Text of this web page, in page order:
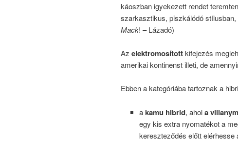
káoszban igyekezett rendet
szarkasztikus, piszkálódó
Mack! – Lázadó)
Az elektromosítottkifejezés
amerikai kontinenst illeti, de
Ebben a kategóriába tartoznak a
akamu hibrid, ahola
egy kis extra nyomatékot a
kereszteződés előtt